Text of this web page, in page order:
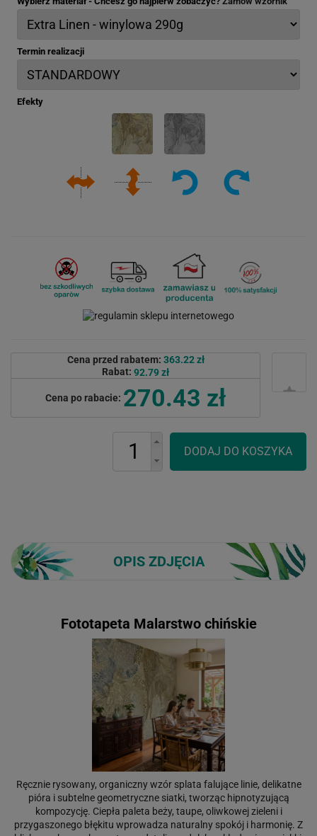
Termin realizacji
Efekty
Cena przed rabatem: 363.22 zł
Rabat: 92.79 zł
Cena po rabacie: 270.43 zł
OPIS ZDJĘCIA
Fototapeta Malarstwo chińskie
Ręcznie rysowany, organiczny wzór splata falujące linie, delikatne
pióra i subtelne geometryczne siatki, tworząc hipnotyzującą
kompozycję. Ciepła paleta beży, taupe, oliwkowej zieleni i
przygaszonego błękitu wprowadza naturalny spokój i harmonię. Z